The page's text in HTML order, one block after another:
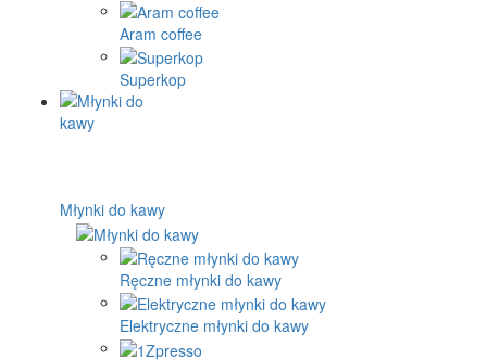
Aram coffee
Superkop
Młynki do kawy
Ręczne młynki do kawy
Elektryczne młynki do kawy